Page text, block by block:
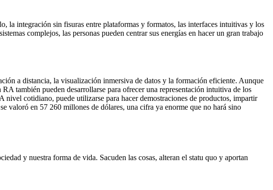
la integración sin fisuras entre plataformas y formatos, las interfaces intuitivas y los
complejos, las personas pueden centrar sus energías en hacer un gran trabajo
a distancia, la visualización inmersiva de datos y la formación eficiente. Aunque
también pueden desarrollarse para ofrecer una representación intuitiva de los
cotidiano, puede utilizarse para hacer demostraciones de productos, impartir
valoró en 57 260 millones de dólares, una cifra ya enorme que no hará sino
y nuestra forma de vida. Sacuden las cosas, alteran el statu quo y aportan